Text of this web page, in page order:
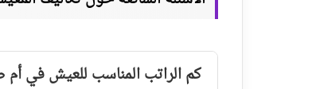
كم الراتب المناسب للعيش في